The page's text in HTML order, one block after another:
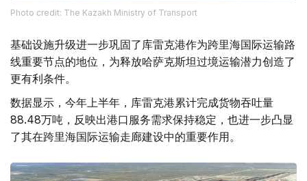
Photo credit: The Kazakh Ministry of Transport
基础设施升级进一步巩固了库雷克港作为跨里海国际运输路
线重要节点的地位，为释放哈萨克斯坦过境运输潜力创造了
更有利条件。
数据显示，今年上半年，库雷克港累计完成货物吞吐量
88.48万吨，反映出港口服务需求保持稳定，也进一步凸显
了其在跨里海国际运输走廊建设中的重要作用。